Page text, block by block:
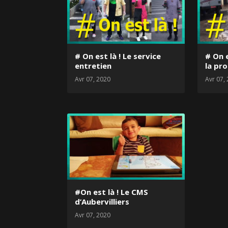
# On est là ! Le service
entretien
Avr 07, 2020
# On
la
Avr 07,
#On est là ! Le CMS
d’Aubervilliers
Avr 07, 2020